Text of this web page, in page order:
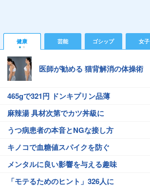
健康 芸能 ゴシップ 女子
医師が勧める 猫背解消の体操術
465gで321円 ドンキプリン品薄
麻辣湯 具材次第でカツ丼級に
うつ病患者の本音とNGな接し方
キノコで血糖値スパイクを防ぐ
メンタルに良い影響を与える趣味
「モテるためのヒント」326人に